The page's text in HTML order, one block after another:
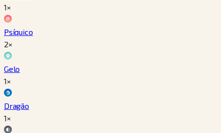
1×
Psíquico
2×
Gelo
1×
Dragão
1×